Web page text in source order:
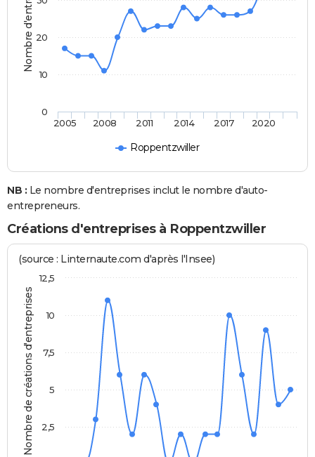
Roppentzwiller
2005 2008 2011 2014 2017 2020
0
10
20
NB : Le nombre d'entreprises inclut le nombre d'auto-
entrepreneurs.
Créations d'entreprises à Roppentzwiller
Nombre de créations d'entreprises
(source : Linternaute.com d'après l'Insee)
2,5
5
7,5
10
12,5